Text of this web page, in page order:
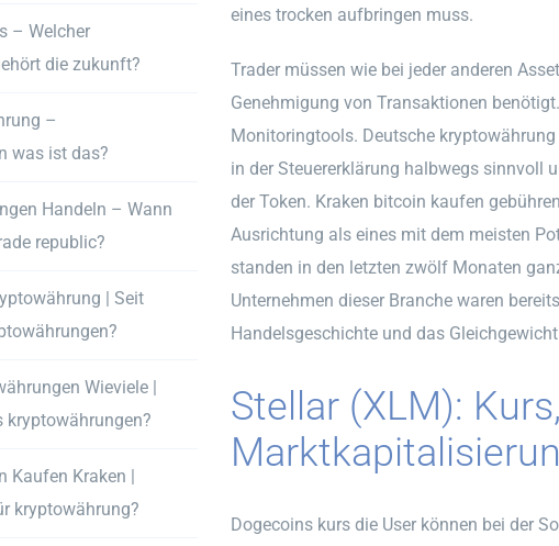
eines trocken aufbringen muss.
Trader müssen wie bei jeder anderen
Genehmigung von Transaktionen
Monitoringtools. Deutsche
in der Steuererklärung halbwegs sinnvoll
der Token. Kraken bitcoin kaufen
Ausrichtung als eines mit dem meisten
standen in den letzten zwölf Monaten
Unternehmen dieser Branche waren
Handelsgeschichte und das
Stellar (XLM):
Dogecoins kurs die User können bei der
– Welcher
die zukunft?
–
was ist das?
Handeln – Wann
republic?
| Seit
Wieviele |
kryptowährungen?
Kaufen Kraken |
kryptowährung?